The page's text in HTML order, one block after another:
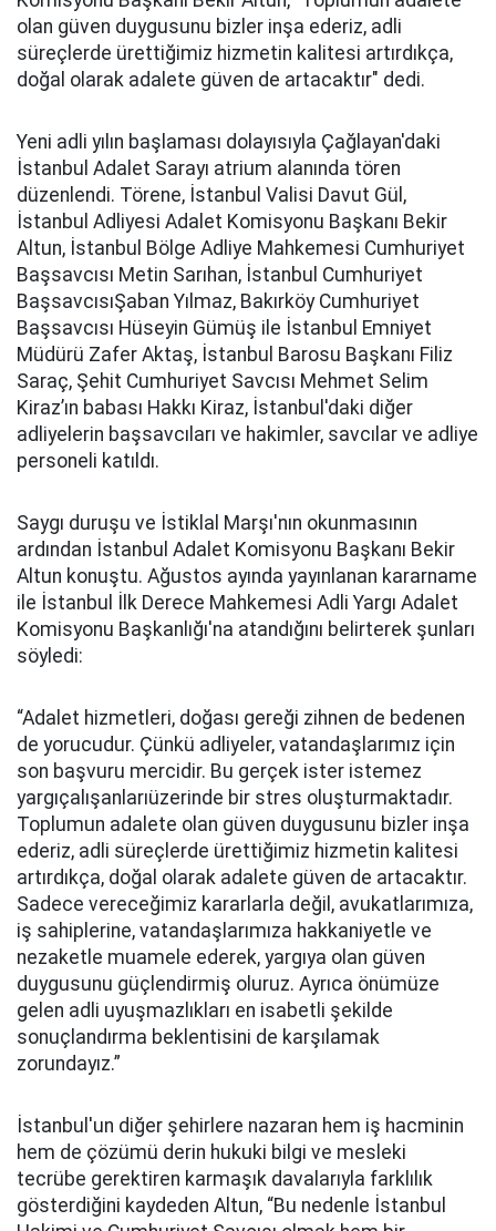
olan güven duygusunu bizler inşa ederiz, adli
süreçlerde ürettiğimiz hizmetin kalitesi artırdıkça,
doğal olarak adalete güven de artacaktır" dedi.
Yeni adli yılın başlaması dolayısıyla Çağlayan'daki
İstanbul Adalet Sarayı atrium alanında tören
düzenlendi. Törene, İstanbul Valisi Davut Gül,
İstanbul Adliyesi Adalet Komisyonu Başkanı Bekir
Altun, İstanbul Bölge Adliye Mahkemesi Cumhuriyet
Başsavcısı Metin Sarıhan, İstanbul Cumhuriyet
BaşsavcısıŞaban Yılmaz, Bakırköy Cumhuriyet
Başsavcısı Hüseyin Gümüş ile İstanbul Emniyet
Müdürü Zafer Aktaş, İstanbul Barosu Başkanı Filiz
Saraç, Şehit Cumhuriyet Savcısı Mehmet Selim
Kiraz’ın babası Hakkı Kiraz, İstanbul'daki diğer
adliyelerin başsavcıları ve hakimler, savcılar ve adliye
personeli katıldı.
Saygı duruşu ve İstiklal Marşı'nın okunmasının
ardından İstanbul Adalet Komisyonu Başkanı Bekir
Altun konuştu. Ağustos ayında yayınlanan kararname
ile İstanbul İlk Derece Mahkemesi Adli Yargı Adalet
Komisyonu Başkanlığı'na atandığını belirterek şunları
söyledi:
“Adalet hizmetleri, doğası gereği zihnen de bedenen
de yorucudur. Çünkü adliyeler, vatandaşlarımız için
son başvuru mercidir. Bu gerçek ister istemez
yargıçalışanlarıüzerinde bir stres oluşturmaktadır.
Toplumun adalete olan güven duygusunu bizler inşa
ederiz, adli süreçlerde ürettiğimiz hizmetin kalitesi
artırdıkça, doğal olarak adalete güven de artacaktır.
Sadece vereceğimiz kararlarla değil, avukatlarımıza,
iş sahiplerine, vatandaşlarımıza hakkaniyetle ve
nezaketle muamele ederek, yargıya olan güven
duygusunu güçlendirmiş oluruz. Ayrıca önümüze
gelen adli uyuşmazlıkları en isabetli şekilde
sonuçlandırma beklentisini de karşılamak
zorundayız.”
İstanbul'un diğer şehirlere nazaran hem iş hacminin
hem de çözümü derin hukuki bilgi ve mesleki
tecrübe gerektiren karmaşık davalarıyla farklılık
gösterdiğini kaydeden Altun, “Bu nedenle İstanbul